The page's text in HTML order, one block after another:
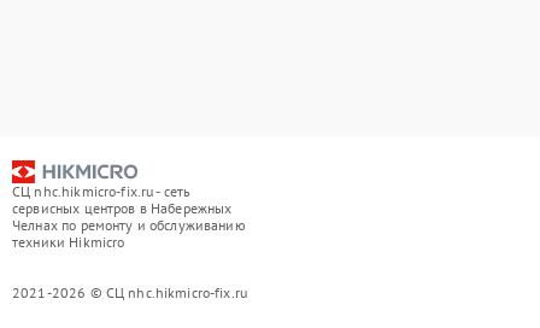
СЦ nhc.hikmicro-fix.ru - сеть
сервисных центров в Набережных
Челнах по ремонту и обслуживанию
техники Hikmicro
2021-2026 © СЦ nhc.hikmicro-fix.ru